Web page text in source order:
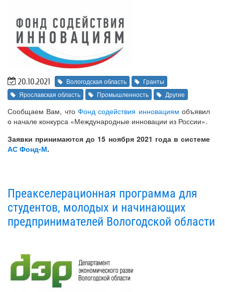
20.10.2021 Вологодская область
Гранты
Ярославская область
Промышленность Другие
Сообщаем Вам, что Фонд содействия инновациям объявил
о начале конкурса «Международные инновации из России».
Заявки принимаются до 15 ноября 2021 года в системе
АС Фонд-М.
Преакселерационная программа для
студентов, молодых и начинающих
предпринимателей Вологодской области